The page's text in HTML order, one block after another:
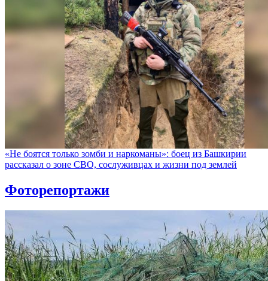
«Не боятся только зомби и наркоманы»: боец из Башкирии
рассказал о зоне СВО, сослуживцах и жизни под землей
Фоторепортажи